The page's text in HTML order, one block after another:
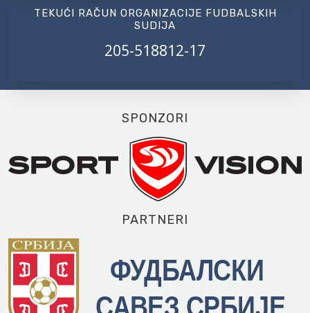
TEKUĆI RAČUN ORGANIZACIJE FUDBALSKIH
SUDIJA
205-518812-17
SPONZORI
PARTNERI